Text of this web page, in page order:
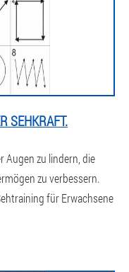
SEHKRAFT.
Augen zu lindern, die
zu verbessern.
für Erwachsene